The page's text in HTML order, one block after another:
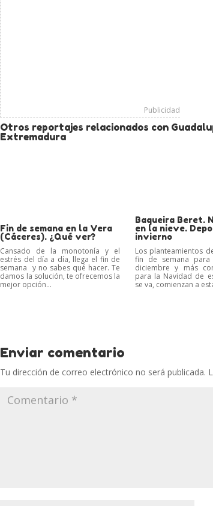
Publicidad
Otros reportajes relacionados con
Extremadura
Fin de semana en la Vera
(Cáceres). ¿Qué ver?
Cansado de la monotonía y el
estrés del día a día, llega el fin de
semana y no sabes qué hacer. Te
damos la solución, te ofrecemos la
mejor opción...
Baqueira Beret.
en la nieve.
invierno
Los planteamientos
fin de semana
diciembre y más
para la Navidad de
se va, comienzan a
Enviar comentario
Tu dirección de correo electrónico no será publicada.